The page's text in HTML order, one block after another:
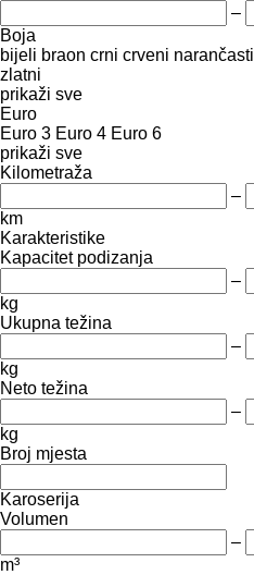
–
Boja
bijeli braon crni crveni narančasti
zlatni
prikaži sve
Euro
Euro 3 Euro 4 Euro 6
prikaži sve
Kilometraža
–
km
Karakteristike
Kapacitet podizanja
–
kg
Ukupna težina
–
kg
Neto težina
–
kg
Broj mjesta
Karoserija
Volumen
–
m³